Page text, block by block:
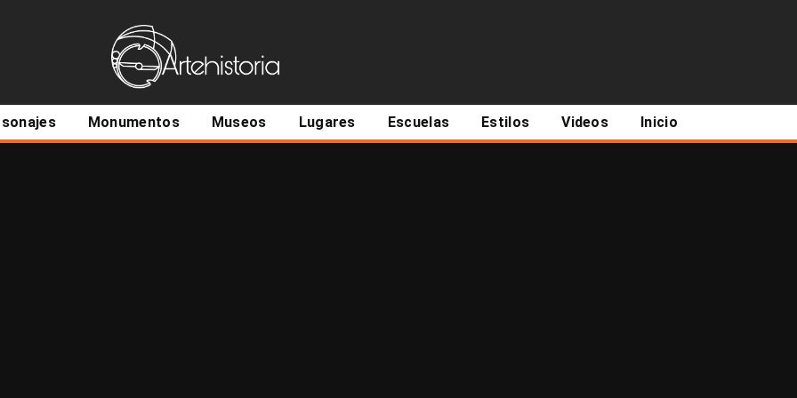
Monumentos Museos Lugares Escuelas Estilos Videos Inicio